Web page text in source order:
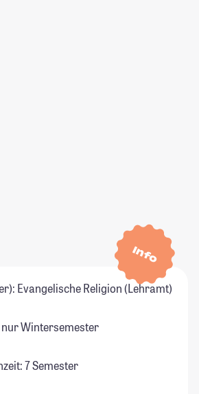
Info
Evangelische Religion (Lehramt)
Wintersemester
7 Semester